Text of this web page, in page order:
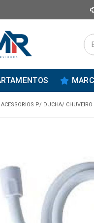
ACESSORIOS P/ DUCHA/ CHUVEIRO